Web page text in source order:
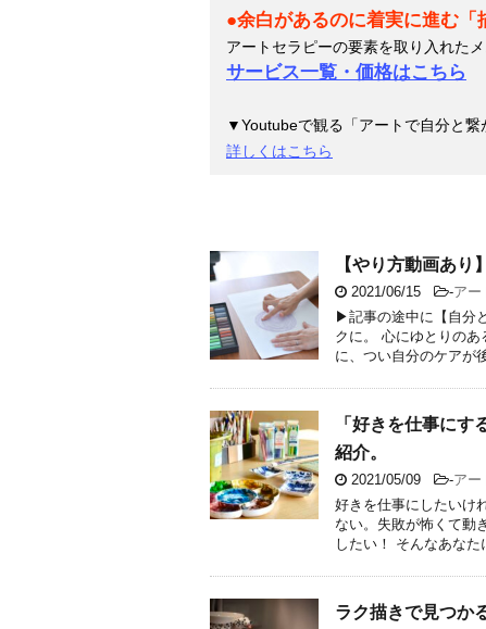
●余白があるのに着実に進む
アートセラピーの要素を取り入れた
サービス一覧・価格はこちら
▼Youtubeで観る「アートで自分と繋
詳しくはこちら
【やり方動画あ
2021/06/15 -アー
▶︎記事の途中に【自分
クに。 心にゆとりの
に、つい自分のケアが
「好きを仕事に
紹介。
2021/05/09 -アー
好きを仕事にしたいけ
ない。失敗が怖くて動
したい！ そんなあなた
ラク描きで見つか